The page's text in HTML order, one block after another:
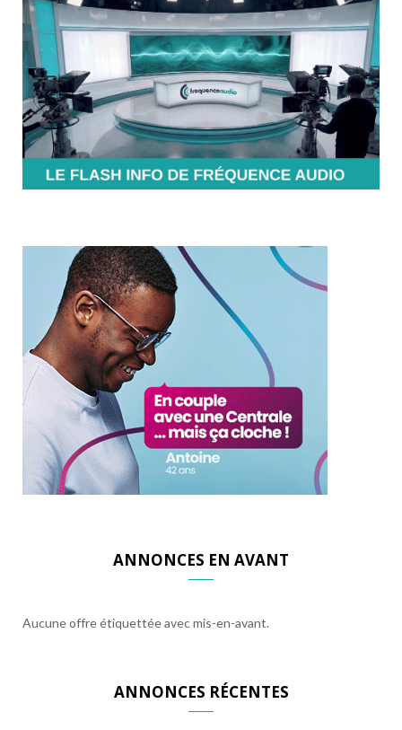
ANNONCES EN AVANT
Aucune offre étiquettée avec mis-en-avant.
ANNONCES RÉCENTES